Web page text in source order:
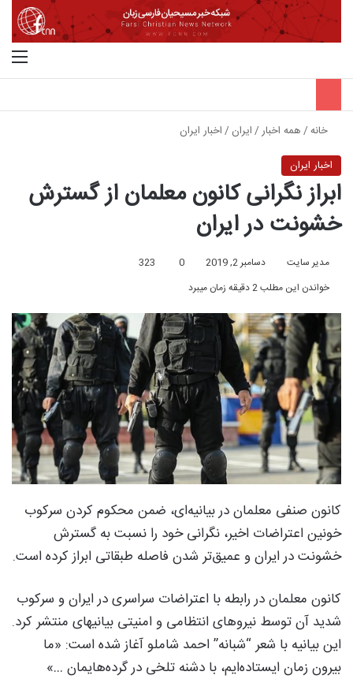
خانه/همه اخبار/ایران /اخبار ایران
اخبار ایران
ابراز نگرانی کانون معلمان از گسترش
خشونت در ایران
مدیر سایت دسامبر 2, 2019 0
323
خواندن این مطلب 2 دقیقه زمان میبرد
کانون صنفی معلمان در بیانیه‌ای، ضمن محکوم کردن سرکوب
خونین اعتراضات اخیر، نگرانی خود را نسبت به گسترش
خشونت در ایران و عمیق‌تر شدن فاصله طبقاتی ابراز کرده است.
کانون معلمان در رابطه با اعتراضات سراسری در ایران و سرکوب
شدید آن توسط نیروهای انتظامی و امنیتی بیانیهای منتشر کرد.
این بیانیه با شعر “شبانه” احمد شاملو آغاز شده است: «ما
بیرون زمان ایستاده‌ایم، با دشنه تلخی در گرده‌هایمان …»